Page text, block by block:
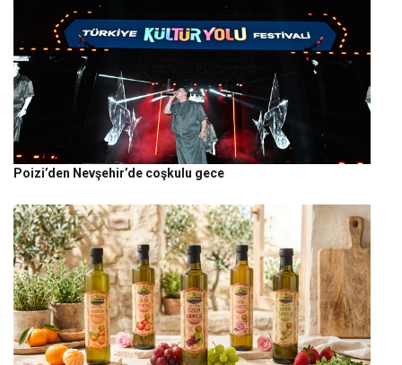
Poizi’den Nevşehir’de coşkulu gece